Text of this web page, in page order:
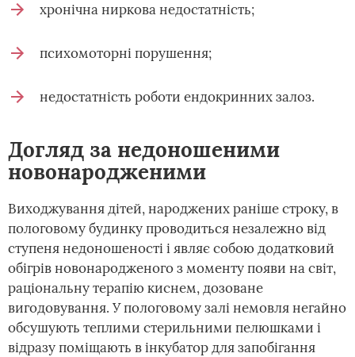
хронічна ниркова недостатність;
психомоторні порушення;
недостатність роботи ендокринних залоз.
Догляд за недоношеними
новонародженими
Виходжування дітей, народжених раніше строку, в
пологовому будинку проводиться незалежно від
ступеня недоношеності і являє собою додатковий
обігрів новонародженого з моменту появи на світ,
раціональну терапію киснем, дозоване
вигодовування. У пологовому залі немовля негайно
обсушують теплими стерильними пелюшками і
відразу поміщають в інкубатор для запобігання